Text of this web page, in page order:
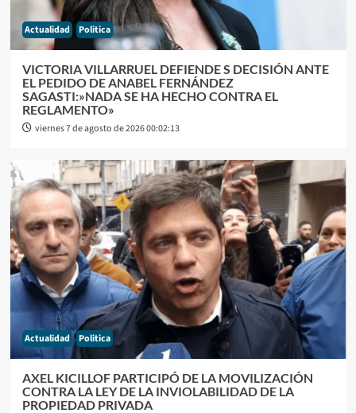
Actualidad Politica
VICTORIA VILLARRUEL DEFIENDE S DECISIÓN ANTE
EL PEDIDO DE ANABEL FERNÁNDEZ
SAGASTI:»NADA SE HA HECHO CONTRA EL
REGLAMENTO»
viernes 7 de agosto de 2026 00:02:13
Actualidad Politica
AXEL KICILLOF PARTICIPÓ DE LA MOVILIZACIÓN
CONTRA LA LEY DE LA INVIOLABILIDAD DE LA
PROPIEDAD PRIVADA